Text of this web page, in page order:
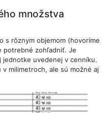
množstva
s rôznym objemom (hovoríme
potrebné zohľadniť. Je
uvedenej v cenníku.
v milimetroch, ale sú možné aj